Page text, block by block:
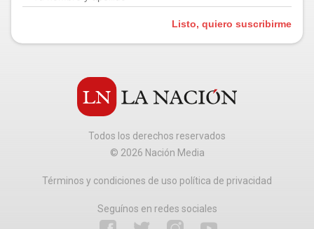
Listo, quiero suscribirme
Todos los derechos reservados
© 2026 Nación Media
Términos y condiciones de uso política de privacidad
Seguínos en redes sociales